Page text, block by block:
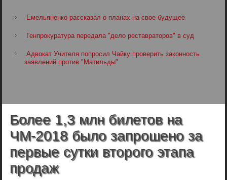
Емельяненко рассказал о планах на свое будущее
Генпрокуратура передала "дело реставраторов" в суд
Адвокат Учителя попросил Чайку проверить законность
заявлений против "Матильды"
Более 1,3 млн билетов на
ЧМ-2018 было запрошено за
первые сутки второго этапа
продаж